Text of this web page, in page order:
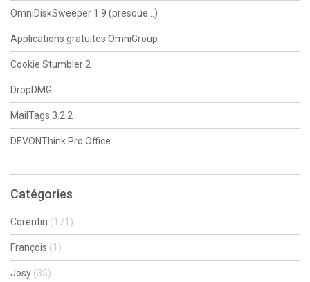
OmniDiskSweeper 1.9 (presque…)
Applications gratuites OmniGroup
Cookie Stumbler 2
DropDMG
MailTags 3.2.2
DEVONThink Pro Office
Catégories
Corentin (171)
François (1)
Josy (35)